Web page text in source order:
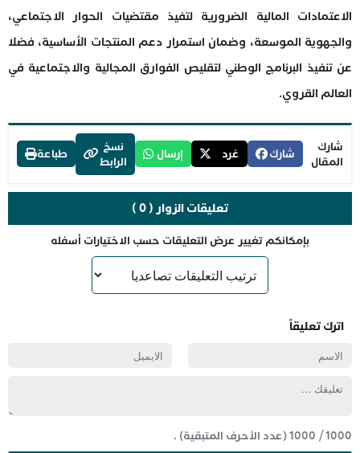
الاعتمادات المالية الضرورية لتفيذ مقتضيات الحوار الاجتماعي،
والجهوية الموسعة، وضمان استمرار دعم المنتجات الأساسية، فضلا
عن تنفيذ البرنامج الوطني لتقليص الفوارق المجالية والاجتماعية في
العالم القروي.
شارك
المقال
شارك غرد إرسال
نسخ
الرابط
طباعة
تعليقات الزوار ( 0 )
بإمكانكم تغيير عرض التعليقات حسب الاختيارات أسفله
اترك تعليقاً
1000
/
1000(عدد الأحرف المتبقية) .